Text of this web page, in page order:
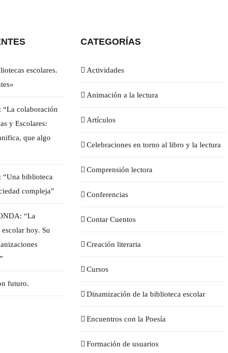
escolares.
colaboración
y Escolares:
que algo
biblioteca
compleja”
“La
hoy. Su
futuro.
CATEGORÍAS
Actividades
Animación a la lectura
Artículos
Celebraciones en torno al libro y la lectura
Comprensión lectora
Conferencias
Contar Cuentos
Creación literaria
Cursos
Dinamización de la biblioteca escolar
Encuentros con la Poesía
Formación de usuarios